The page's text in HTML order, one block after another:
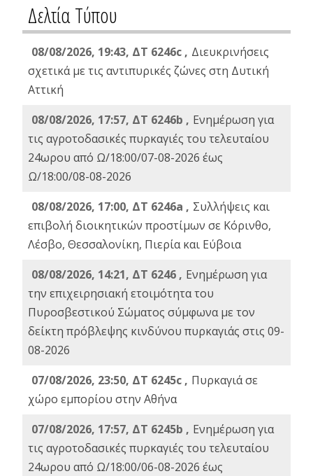
Δελτία Τύπου
08/08/2026, 19:43, ΔT 6246c , Διευκρινήσεις
σχετικά με τις αντιπυρικές ζώνες στη Δυτική
Αττική
08/08/2026, 17:57, ΔΤ 6246b , Ενημέρωση για
τις αγροτοδασικές πυρκαγιές του τελευταίου
24ωρου από Ω/18:00/07-08-2026 έως
Ω/18:00/08-08-2026
08/08/2026, 17:00, ΔΤ 6246a , Συλλήψεις και
επιβολή διοικητικών προστίμων σε Κόρινθο,
Λέσβο, Θεσσαλονίκη, Πιερία και Εύβοια
08/08/2026, 14:21, ΔΤ 6246 , Ενημέρωση για
την επιχειρησιακή ετοιμότητα του
Πυροσβεστικού Σώματος σύμφωνα με τον
δείκτη πρόβλεψης κινδύνου πυρκαγιάς στις 09-
08-2026
07/08/2026, 23:50, ΔΤ 6245c , Πυρκαγιά σε
χώρο εμπορίου στην Αθήνα
07/08/2026, 17:57, ΔΤ 6245b , Ενημέρωση για
τις αγροτοδασικές πυρκαγιές του τελευταίου
24ωρου από Ω/18:00/06-08-2026 έως